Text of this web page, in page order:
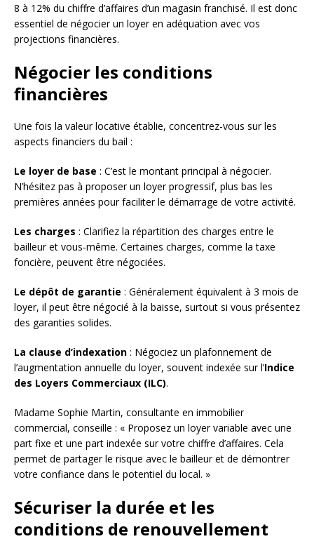
8 à 12% du chiffre d’affaires d’un magasin franchisé. Il est donc
essentiel de négocier un loyer en adéquation avec vos
projections financières.
Négocier les conditions
financières
Une fois la valeur locative établie, concentrez-vous sur les
aspects financiers du bail :
Le loyer de base : C’est le montant principal à négocier.
N’hésitez pas à proposer un loyer progressif, plus bas les
premières années pour faciliter le démarrage de votre activité.
Les charges : Clarifiez la répartition des charges entre le
bailleur et vous-même. Certaines charges, comme la taxe
foncière, peuvent être négociées.
Le dépôt de garantie : Généralement équivalent à 3 mois de
loyer, il peut être négocié à la baisse, surtout si vous présentez
des garanties solides.
La clause d’indexation : Négociez un plafonnement de
l’augmentation annuelle du loyer, souvent indexée sur l’Indice
des Loyers Commerciaux (ILC).
Madame Sophie Martin, consultante en immobilier
commercial, conseille : « Proposez un loyer variable avec une
part fixe et une part indexée sur votre chiffre d’affaires. Cela
permet de partager le risque avec le bailleur et de démontrer
votre confiance dans le potentiel du local. »
Sécuriser la durée et les
conditions de renouvellement